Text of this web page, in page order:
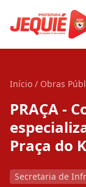
Início / Obras
PRAÇA -
Praça do
Secretaria de